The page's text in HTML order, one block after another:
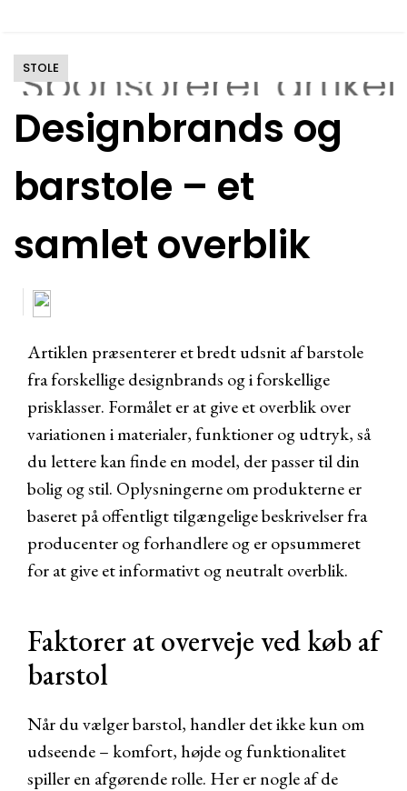
Designbrands og
barstole – et
samlet overblik
STOLE
Artiklen præsenterer et bredt udsnit af barstole
fra forskellige designbrands og i forskellige
prisklasser. Formålet er at give et overblik over
variationen i materialer, funktioner og udtryk, så
du lettere kan finde en model, der passer til din
bolig og stil. Oplysningerne om produkterne er
baseret på offentligt tilgængelige beskrivelser fra
producenter og forhandlere og er opsummeret
for at give et informativt og neutralt overblik.
Faktorer at overveje ved køb af
barstol
Når du vælger barstol, handler det ikke kun om
udseende – komfort, højde og funktionalitet
spiller en afgørende rolle. Her er nogle af de